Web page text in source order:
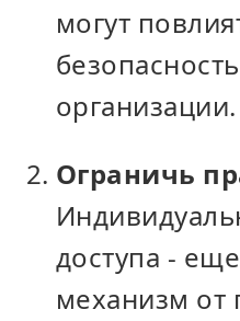
могут
организации.
Ограничь
доступа -
механизм от